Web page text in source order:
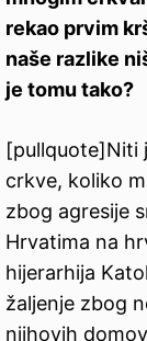
rekao prvim
naše razlike
je tomu tako?
[pullquote]Niti
crkve, koliko
zbog agresije
Hrvatima na
hijerarhija
žaljenje zbog
njihovih